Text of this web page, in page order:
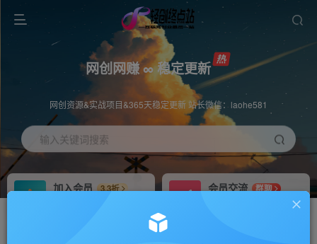
网创网赚 ∞ 稳定更新
网创资源&实战项目&365天稳定更新 站长微信：laohe581
输入关键词搜索
加入会员
3.3折
会员交流
群聊